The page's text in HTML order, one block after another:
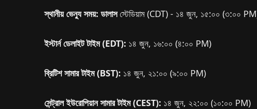
স্থানীয় ভেন্যু সময়: ডালাসস্টেডিয়াম (CDT) - ১৪ জুন, ১৫:০০ (৩:০০
ইস্টার্ন ডেলাইট টাইম (EDT): ১৪ জুন, ১৬:০০ (৪:০০ PM)
ব্রিটিশ সামার টাইম (BST): ১৪ জুন, ২১:০০ (৯:০০ PM)
সেন্ট্রাল ইউরোপিয়ান সামার টাইম (CEST): ১৪ জুন, ২২:০০ (১০:০০ PM)